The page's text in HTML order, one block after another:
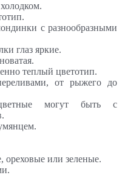
с разнообразными
глаз яркие.
теплый цветотип.
от рыжего до
могут быть с
ореховые или зеленые.